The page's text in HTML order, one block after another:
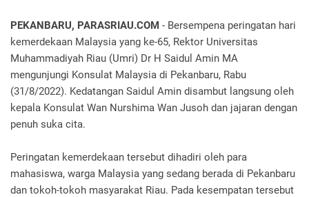
PEKANBARU, PARASRIAU.COM - Bersempena peringatan hari
kemerdekaan Malaysia yang ke-65, Rektor Universitas
Muhammadiyah Riau (Umri) Dr H Saidul Amin MA
mengunjungi Konsulat Malaysia di Pekanbaru, Rabu
(31/8/2022). Kedatangan Saidul Amin disambut langsung oleh
kepala Konsulat Wan Nurshima Wan Jusoh dan jajaran dengan
penuh suka cita.
Peringatan kemerdekaan tersebut dihadiri oleh para
mahasiswa, warga Malaysia yang sedang berada di Pekanbaru
dan tokoh-tokoh masyarakat Riau. Pada kesempatan tersebut